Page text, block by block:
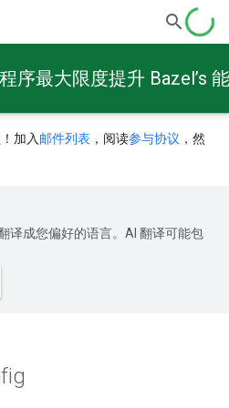
序最大限度提升 Bazel’s
加入 邮件列表 ，阅读参与协议 ，然
译成您偏好的语言。AI 翻译可能包